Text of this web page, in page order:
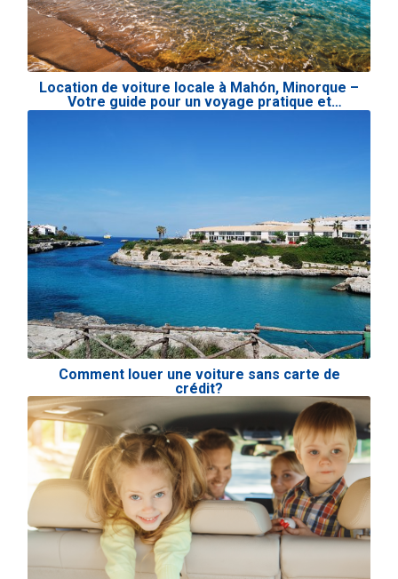
Location de voiture locale à Mahón, Minorque –
Votre guide pour un voyage pratique et
abordable
Comment louer une voiture sans carte de
crédit?